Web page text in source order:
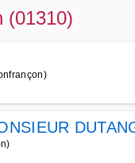
(01310)